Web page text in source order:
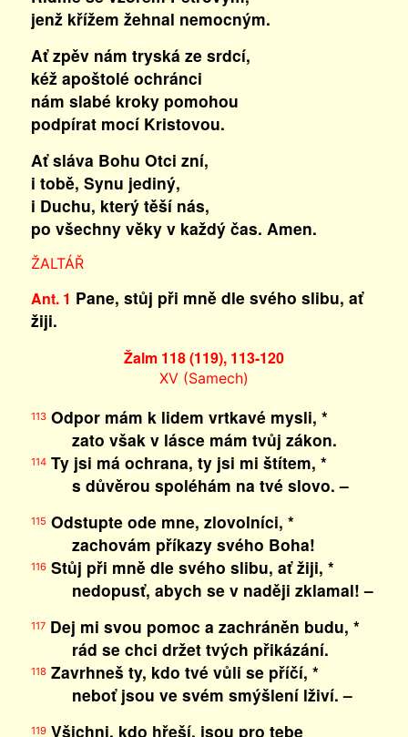
jenž křížem žehnal nemocným.
Ať zpěv nám tryská ze srdcí,
kéž apoštolé ochránci
nám slabé kroky pomohou
podpírat mocí Kristovou.
Ať sláva Bohu Otci zní,
i tobě, Synu jediný,
i Duchu, který těší nás,
po všechny věky v každý čas. Amen.
ŽALTÁŘ
Ant. 1 Pane, stůj při mně dle svého slibu, ať
žiji.
Žalm 118 (119), 113-120
XV (Samech)
113Odpor mám k lidem vrtkavé mysli, *
zato však v lásce mám tvůj zákon.
114Ty jsi má ochrana, ty jsi mi štítem, *
s důvěrou spoléhám na tvé slovo. –
115 Odstupte ode mne, zlovolníci, *
zachovám příkazy svého Boha!
116Stůj při mně dle svého slibu, ať žiji, *
nedopusť, abych se v naději zklamal! –
117Dej mi svou pomoc a zachráněn budu, *
rád se chci držet tvých přikázání.
118 Zavrhneš ty, kdo tvé vůli se příčí, *
neboť jsou ve svém smýšlení lživí. –
119Všichni, kdo hřeší, jsou pro tebe